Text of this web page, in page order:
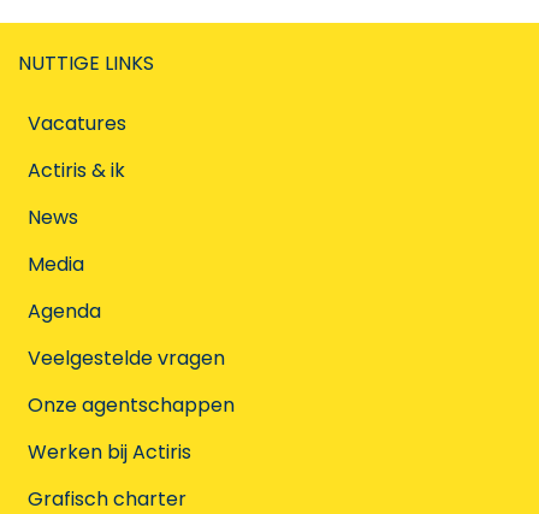
NUTTIGE LINKS
Vacatures
Actiris & ik
News
Media
Agenda
Veelgestelde vragen
Onze agentschappen
Werken bij Actiris
Grafisch charter